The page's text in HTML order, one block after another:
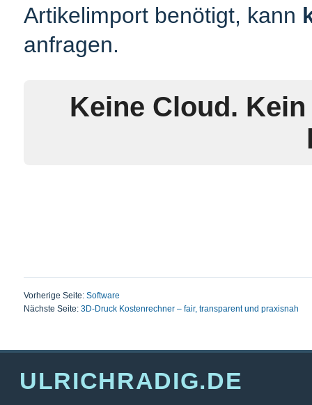
Artikelimport benötigt, kann
anfragen.
Keine Cloud.
Vorherige Seite: Software
Nächste Seite: 3D-Druck Kostenrechner – fair, transparent und praxisnah
ULRICHRADIG.DE